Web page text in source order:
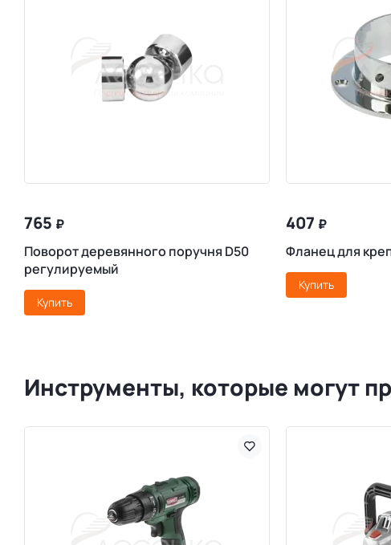
765 ₽
Поворот деревянного поручня D50
регулируемый
Купить
407 ₽
Фланец для
Купить
Инструменты, которые могут